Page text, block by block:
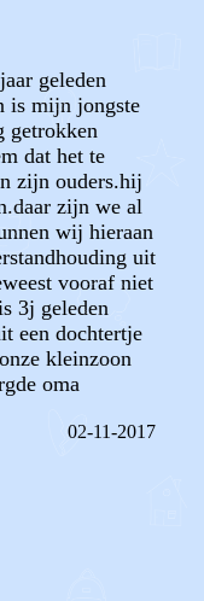
geleden
is mijn jongste
getrokken
dat het te
zijn ouders.hij
zijn we al
wij hieraan
uit
vooraf niet
3j geleden
een dochtertje
kleinzoon
oma
02-11-2017